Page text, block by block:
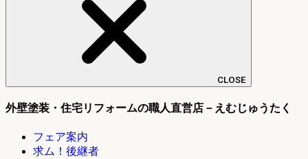
CLOSE
外壁塗装・住宅リフォームの職人直営店－えむじゅうたく
フェア案内
求ム！後継者